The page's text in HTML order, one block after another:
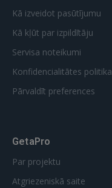
Kā izveidot pasūtījumu
Kā kļūt par izpildītāju
Servisa noteikumi
Konfidencialitātes politika
Pārvaldīt preferences
GetaPro
Par projektu
Atgriezeniskā saite